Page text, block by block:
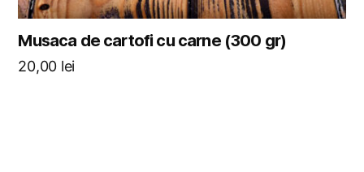
Musaca de cartofi cu carne (300 gr)
20,00 lei